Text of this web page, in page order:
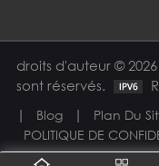
droits d'auteur ©
sont réservés.
|
Blog | Plan Du
POLITIQUE DE